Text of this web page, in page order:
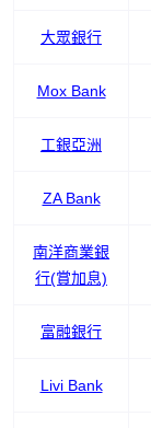
大眾銀行
Mox Bank
工銀亞洲
ZA Bank
南洋商業銀
行(賞加息)
富融銀行
Livi Bank